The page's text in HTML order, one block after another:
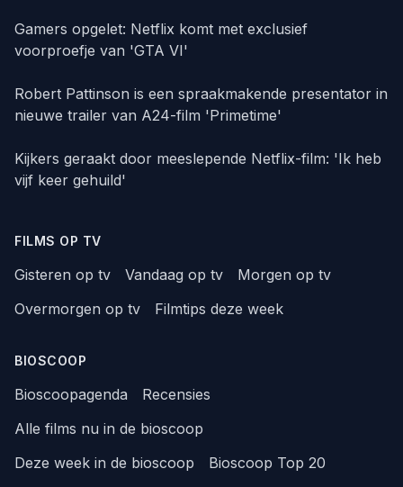
Gamers opgelet: Netflix komt met exclusief
voorproefje van 'GTA VI'
Robert Pattinson is een spraakmakende presentator in
nieuwe trailer van A24-film 'Primetime'
Kijkers geraakt door meeslepende Netflix-film: 'Ik heb
vijf keer gehuild'
FILMS OP TV
Gisteren op tv Vandaag op tv
Morgen op tv
Overmorgen op tv
Filmtips deze week
BIOSCOOP
Bioscoopagenda
Recensies
Alle films nu in de bioscoop
Deze week in de bioscoop
Bioscoop Top 20